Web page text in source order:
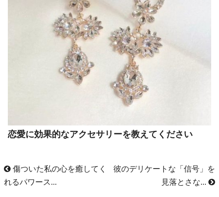
恋愛に効果的なアクセサリーを教えてください
傷ついた私の心を癒してく
れるパワース...
彼のデリケートな「信号」を
見落とさな...